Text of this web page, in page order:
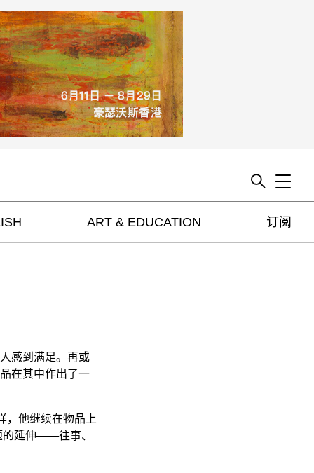
Toggle
ART & EDUCATION 订阅
感到满足。再或
在其中作出了一
，他继续在物品上
的延伸——往事、